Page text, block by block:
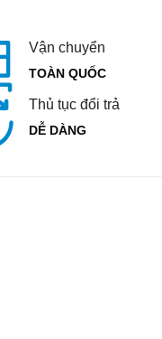
Vận chuyển
TOÀN QUỐC
Thủ tục đổi trả
DỄ DÀNG